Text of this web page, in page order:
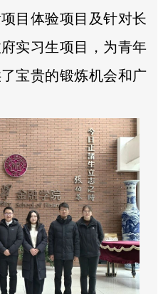
目体验项目及针对长
实习生项目，为青年
宝贵的锻炼机会和广